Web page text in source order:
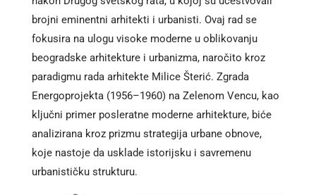
brojni eminentni arhitekti i urbanisti. Ovaj rad se
fokusira na ulogu visoke moderne u oblikovanju
beogradske arhitekture i urbanizma, naročito kroz
paradigmu rada arhitekte Milice Šterić. Zgrada
Energoprojekta (1956–1960) na Zelenom Vencu, kao
ključni primer posleratne moderne arhitekture, biće
analizirana kroz prizmu strategija urbane obnove,
koje nastoje da usklade istorijsku i savremenu
urbanističku strukturu.